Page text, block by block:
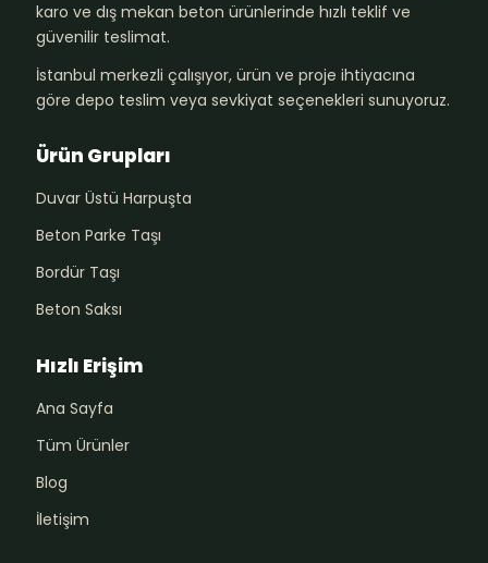
karo ve dış mekan beton ürünlerinde hızlı teklif ve
güvenilir teslimat.
İstanbul merkezli çalışıyor, ürün ve proje ihtiyacına
göre depo teslim veya sevkiyat seçenekleri sunuyoruz.
Ürün Grupları
Duvar Üstü Harpuşta
Beton Parke Taşı
Bordür Taşı
Beton Saksı
Hızlı Erişim
Ana Sayfa
Tüm Ürünler
Blog
İletişim